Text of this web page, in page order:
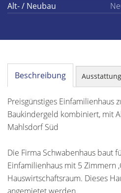
Alt- / Neubau
Beschreibung Ausstattung
Preisgünstiges Einfamilienhaus
Baukindergeld kombiniert, mit
Mahlsdorf Süd
Die Firma Schwabenhaus baut
Einfamilienhaus mit 5 Zimmern
Hauswirtschaftsraum. Dieses